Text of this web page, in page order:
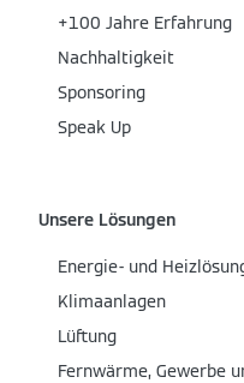
+100 Jahre Erfahrung
Nachhaltigkeit
Sponsoring
Speak Up
Unsere Lösungen
Energie- und
Klimaanlagen
Lüftung
Fernwärme, Gewerbe